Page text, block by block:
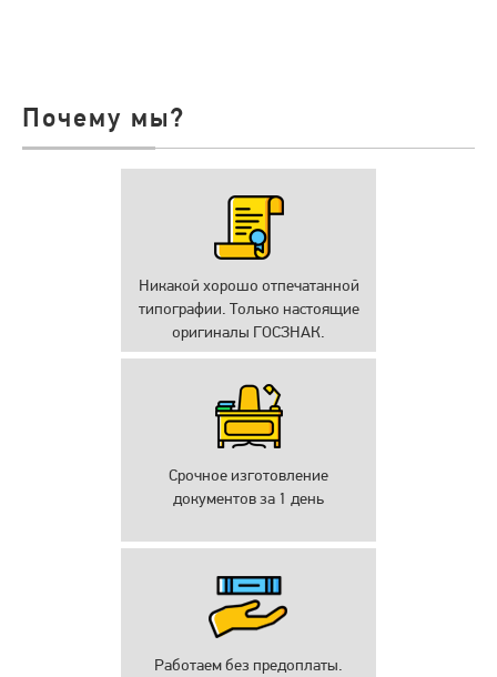
Почему мы?
Никакой хорошо отпечатанной
типографии. Только настоящие
оригиналы ГОСЗНАК.
Срочное изготовление
документов за 1 день
Работаем без предоплаты.